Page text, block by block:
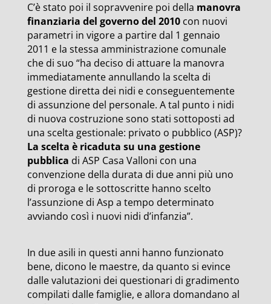
C’è stato poi il sopravvenire poi della manovra
finanziaria del governo del 2010con nuovi
parametri in vigore a partire dal 1 gennaio
2011 e la stessa amministrazione comunale
che di suo “ha deciso di attuare la manovra
immediatamente annullando la scelta di
gestione diretta dei nidi e conseguentemente
di assunzione del personale. A tal punto i nidi
di nuova costruzione sono stati sottoposti ad
una scelta gestionale: privato o pubblico (ASP)?
La scelta è ricaduta su una gestione
pubblica di ASP Casa Valloni con una
convenzione della durata di due anni più uno
di proroga e le sottoscritte hanno scelto
l’assunzione di Asp a tempo determinato
avviando così i nuovi nidi d’infanzia”.
In due asili in questi anni hanno funzionato
bene, dicono le maestre, da quanto si evince
dalle valutazioni dei questionari di gradimento
compilati dalle famiglie, e allora domandano al